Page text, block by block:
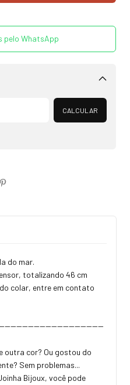
pelo WhatsApp
Alterar CEP
CALCULAR
do mar.
totalizando 46 cm
colar, entre em contato
outra cor? Ou gostou do
Sem problemas...
Bijoux, você pode